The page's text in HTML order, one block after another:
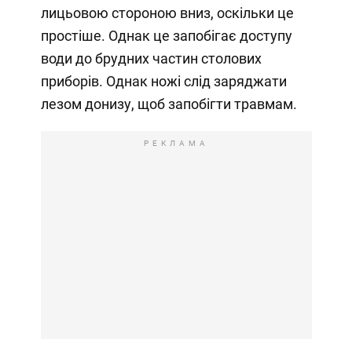
лицьовою стороною вниз, оскільки це
простіше. Однак це запобігає доступу
води до брудних частин столових
приборів. Однак ножі слід заряджати
лезом донизу, щоб запобігти травмам.
РЕКЛАМА